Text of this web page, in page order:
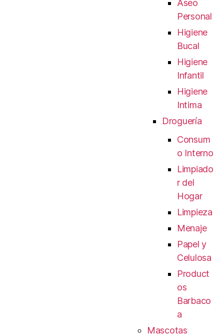
Aseo
Personal
Higiene
Bucal
Higiene
Infantil
Higiene
Intima
Droguería
Consum
o Interno
Limpiado
r del
Hogar
Limpieza
Menaje
Papel y
Celulosa
Product
os
Barbaco
a
Mascotas